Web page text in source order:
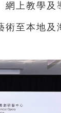
上教學及
術至本地及